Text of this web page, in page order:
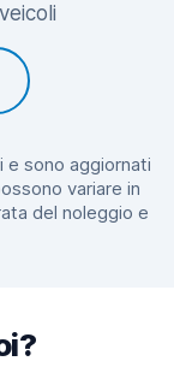
e sono aggiornati
variare in
del noleggio e